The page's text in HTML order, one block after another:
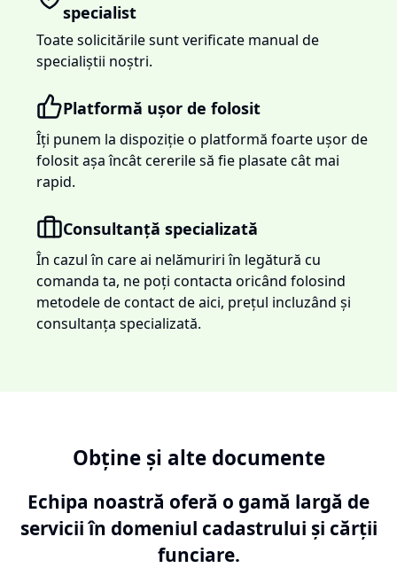
specialist
Toate solicitările sunt verificate manual de
specialiștii noștri.
Platformă ușor de folosit
Îți punem la dispoziție o platformă foarte ușor de
folosit așa încât cererile să fie plasate cât mai
rapid.
Consultanță specializată
În cazul în care ai nelămuriri în legătură cu
comanda ta, ne poți contacta oricând folosind
metodele de contact de aici, prețul incluzând și
consultanța specializată.
Obține și alte documente
Echipa noastră oferă o gamă largă de
servicii în domeniul cadastrului și cărții
funciare.